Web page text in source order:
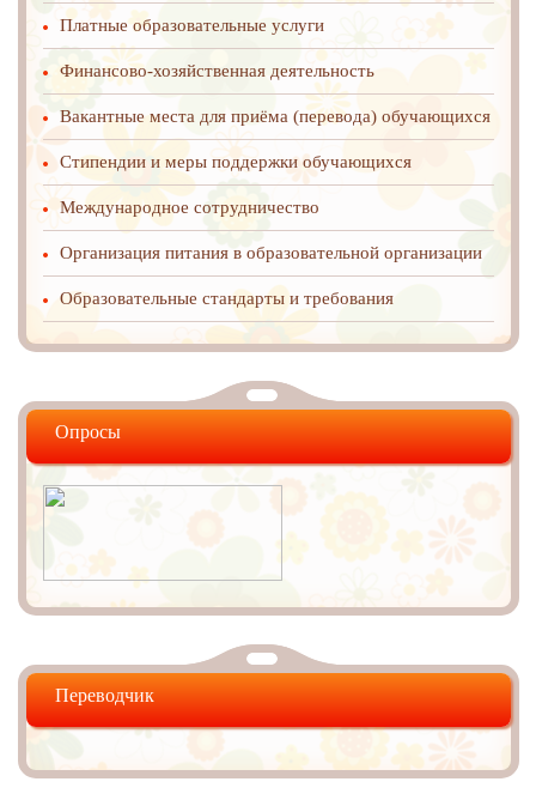
Платные образовательные услуги
Финансово-хозяйственная деятельность
Вакантные места для приёма (перевода) обучающихся
Стипендии и меры поддержки обучающихся
Международное cотрудничество
Организация питания в образовательной организации
Образовательные стандарты и требования
Опросы
Переводчик